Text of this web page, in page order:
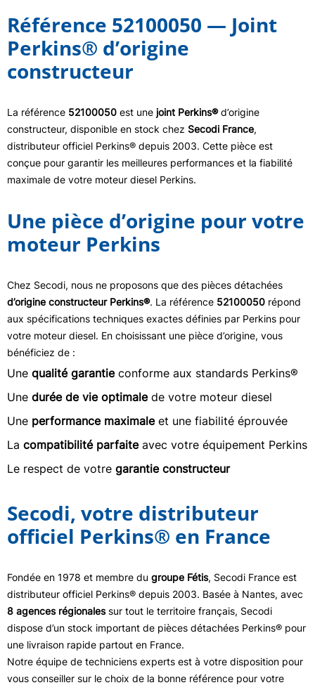
Référence 52100050 — Joint
Perkins® d’origine
constructeur
La référence 52100050 est une joint Perkins®d’origine
constructeur, disponible en stock chez Secodi France,
distributeur officiel Perkins® depuis 2003. Cette pièce est
conçue pour garantir les meilleures performances et la fiabilité
maximale de votre moteur diesel Perkins.
Une pièce d’origine pour votre
moteur Perkins
Chez Secodi, nous ne proposons que des pièces détachées
d’origine constructeur Perkins®. La référence 52100050 répond
aux spécifications techniques exactes définies par Perkins pour
votre moteur diesel. En choisissant une pièce d’origine, vous
bénéficiez de :
Une qualité garantieconforme aux standards Perkins®
Une durée de vie optimalede votre moteur diesel
Une performance maximaleet une fiabilité éprouvée
La compatibilité parfaiteavec votre équipement Perkins
Le respect de votre garantie constructeur
Secodi, votre distributeur
officiel Perkins® en France
Fondée en 1978 et membre du groupe Fétis, Secodi France est
distributeur officiel Perkins® depuis 2003. Basée à Nantes, avec
8 agences régionalessur tout le territoire français, Secodi
dispose d’un stock important de pièces détachées Perkins® pour
une livraison rapide partout en France.
Notre équipe de techniciens experts est à votre disposition pour
vous conseiller sur le choix de la bonne référence pour votre